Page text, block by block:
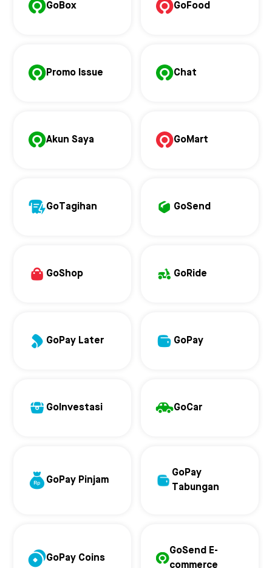
GoBox GoFood
Promo Issue Chat
Akun Saya GoMart
GoTagihan GoSend
GoShop GoRide
GoPay Later GoPay
GoInvestasi GoCar
GoPay Pinjam
GoPay
Tabungan
GoPay Coins
GoSend E-
commerce